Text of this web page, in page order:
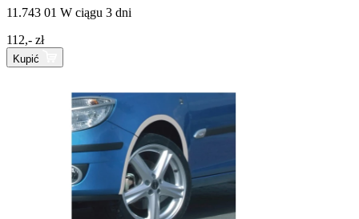
11.743 01 W ciągu 3 dni
112,- zł
Kupić